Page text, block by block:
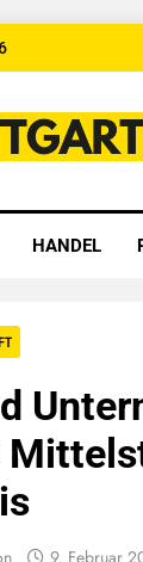
HANDEL
9. Februar